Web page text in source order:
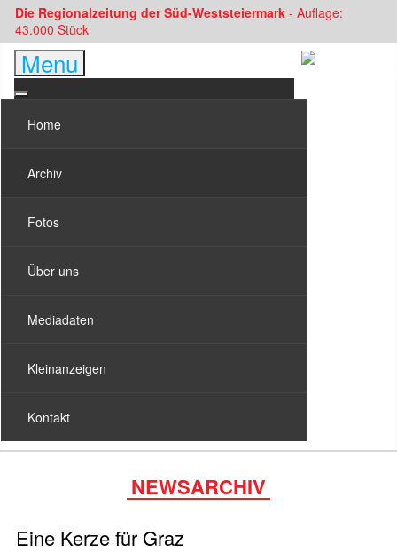
Die Regionalzeitung der Süd-Weststeiermark - Auflage:
43.000 Stück
Menu
Home
Archiv
Fotos
Über uns
Mediadaten
Kleinanzeigen
Kontakt
NEWSARCHIV
Eine Kerze für Graz